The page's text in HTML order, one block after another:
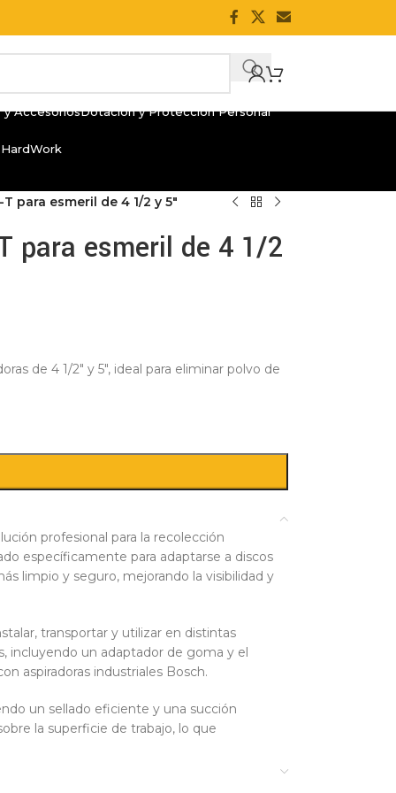
y AccesoriosDotación y Protección Personal
T para esmeril de 4 1/2 y 5″
para esmeril de 4 1/2
de 4 1/2″ y 5″, ideal para eliminar polvo de
profesional para la recolección
específicamente para adaptarse a discos
limpio y seguro, mejorando la visibilidad y
transportar y utilizar en distintas
incluyendo un adaptador de goma y el
aspiradoras industriales Bosch.
un sellado eficiente y una succión
la superficie de trabajo, lo que